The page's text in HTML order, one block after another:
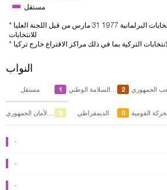
مستقل
* سيتم توفير نتائج الانتخابات البرلمانية 1977 31 مارس من قبل اللجنة العليا
للانتخابات
النواب
مستقل 1 2
0 الديمقراطي 0
-
-
-